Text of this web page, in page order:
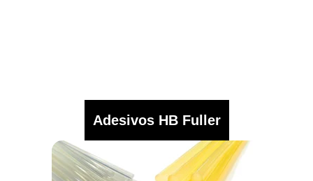
Adesivos HB Fuller